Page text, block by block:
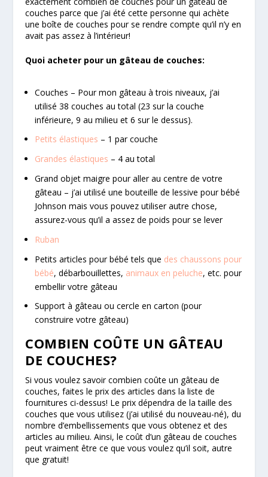
couches parce que j’ai été cette personne qui achète
une boîte de couches pour se rendre compte qu’il n’y en
avait pas assez à l’intérieur!
Quoi acheter pour un gâteau de couches:
Couches – Pour mon gâteau à trois niveaux, j’ai
utilisé 38 couches au total (23 sur la couche
inférieure, 9 au milieu et 6 sur le dessus).
Petits élastiques – 1 par couche
Grandes élastiques – 4 au total
Grand objet maigre pour aller au centre de votre
gâteau – j’ai utilisé une bouteille de lessive pour bébé
Johnson mais vous pouvez utiliser autre chose,
assurez-vous qu’il a assez de poids pour se lever
Ruban
Petits articles pour bébé tels que des chaussons pour
bébé, débarbouillettes, animaux en peluche, etc. pour
embellir votre gâteau
Support à gâteau ou cercle en carton (pour
construire votre gâteau)
COMBIEN COÛTE UN GÂTEAU
DE COUCHES?
Si vous voulez savoir combien coûte un gâteau de
couches, faites le prix des articles dans la liste de
fournitures ci-dessus! Le prix dépendra de la taille des
couches que vous utilisez (j’ai utilisé du nouveau-né), du
nombre d’embellissements que vous obtenez et des
articles au milieu. Ainsi, le coût d’un gâteau de couches
peut vraiment être ce que vous voulez qu’il soit, autre
que gratuit!